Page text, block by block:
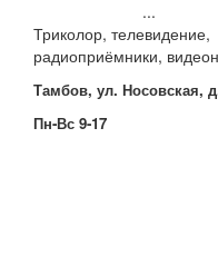
...
Триколор, телевидение,
радиоприёмники,
Тамбов, ул. Носовская,
Пн-Вс 9-17